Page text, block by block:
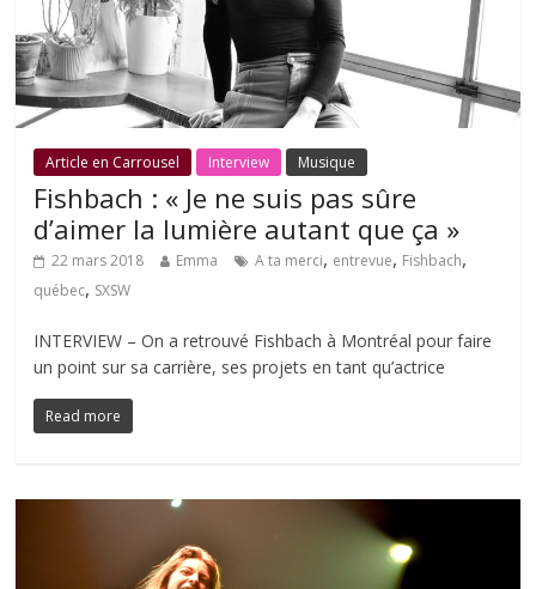
Article en Carrousel Interview Musique
Fishbach : « Je ne suis pas sûre
d’aimer la lumière autant que ça »
22 mars 2018 Emma A ta merci, entrevue, Fishbach,
québec, SXSW
INTERVIEW – On a retrouvé Fishbach à Montréal pour faire
un point sur sa carrière, ses projets en tant qu’actrice
Read more